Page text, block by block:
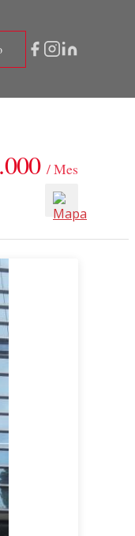
/ Mes